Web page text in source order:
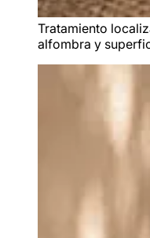
Tratamiento
alfombra y